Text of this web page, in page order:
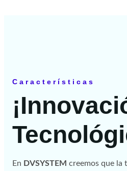
Características
En DVSYSTEM creemos que la